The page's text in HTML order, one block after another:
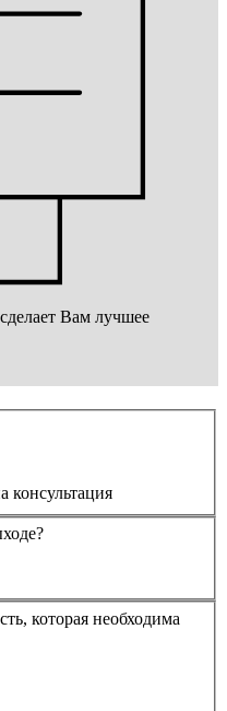
Вам лучшее
консультация
которая необходима